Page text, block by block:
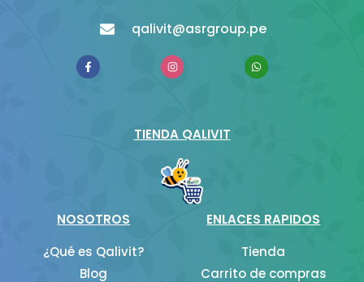
qalivit@asrgroup.pe
F
a
c
I
n
s
a
m
W
h
a
TIENDA QALIVIT
NOSOTROS
¿Qué es Qalivit?
Blog
ENLACES RAPIDOS
Tienda
Carrito de compras